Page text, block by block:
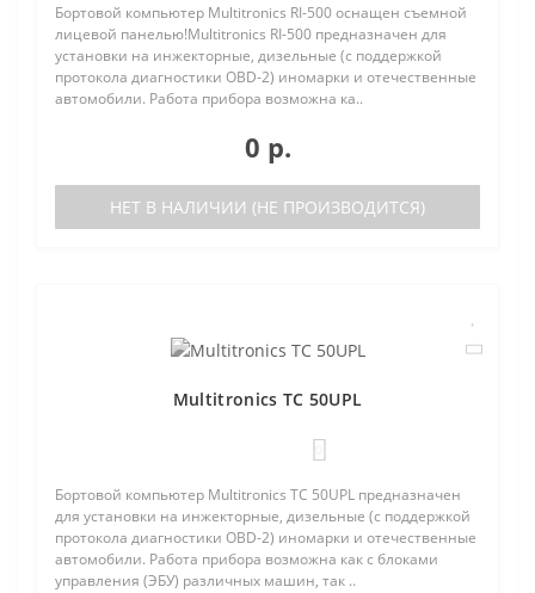
Бортовой компьютер Multitronics RI-500 оснащен съемной
лицевой панелью!Multitronics RI-500 предназначен для
установки на инжекторные, дизельные (с поддержкой
протокола диагностики OBD-2) иномарки и отечественные
автомобили. Работа прибора возможна ка..
0 р.
НЕТ В НАЛИЧИИ (НЕ ПРОИЗВОДИТСЯ)
Multitronics TC 50UPL
Бортовой компьютер Multitronics TC 50UPL предназначен
для установки на инжекторные, дизельные (с поддержкой
протокола диагностики OBD-2) иномарки и отечественные
автомобили. Работа прибора возможна как с блоками
управления (ЭБУ) различных машин, так ..